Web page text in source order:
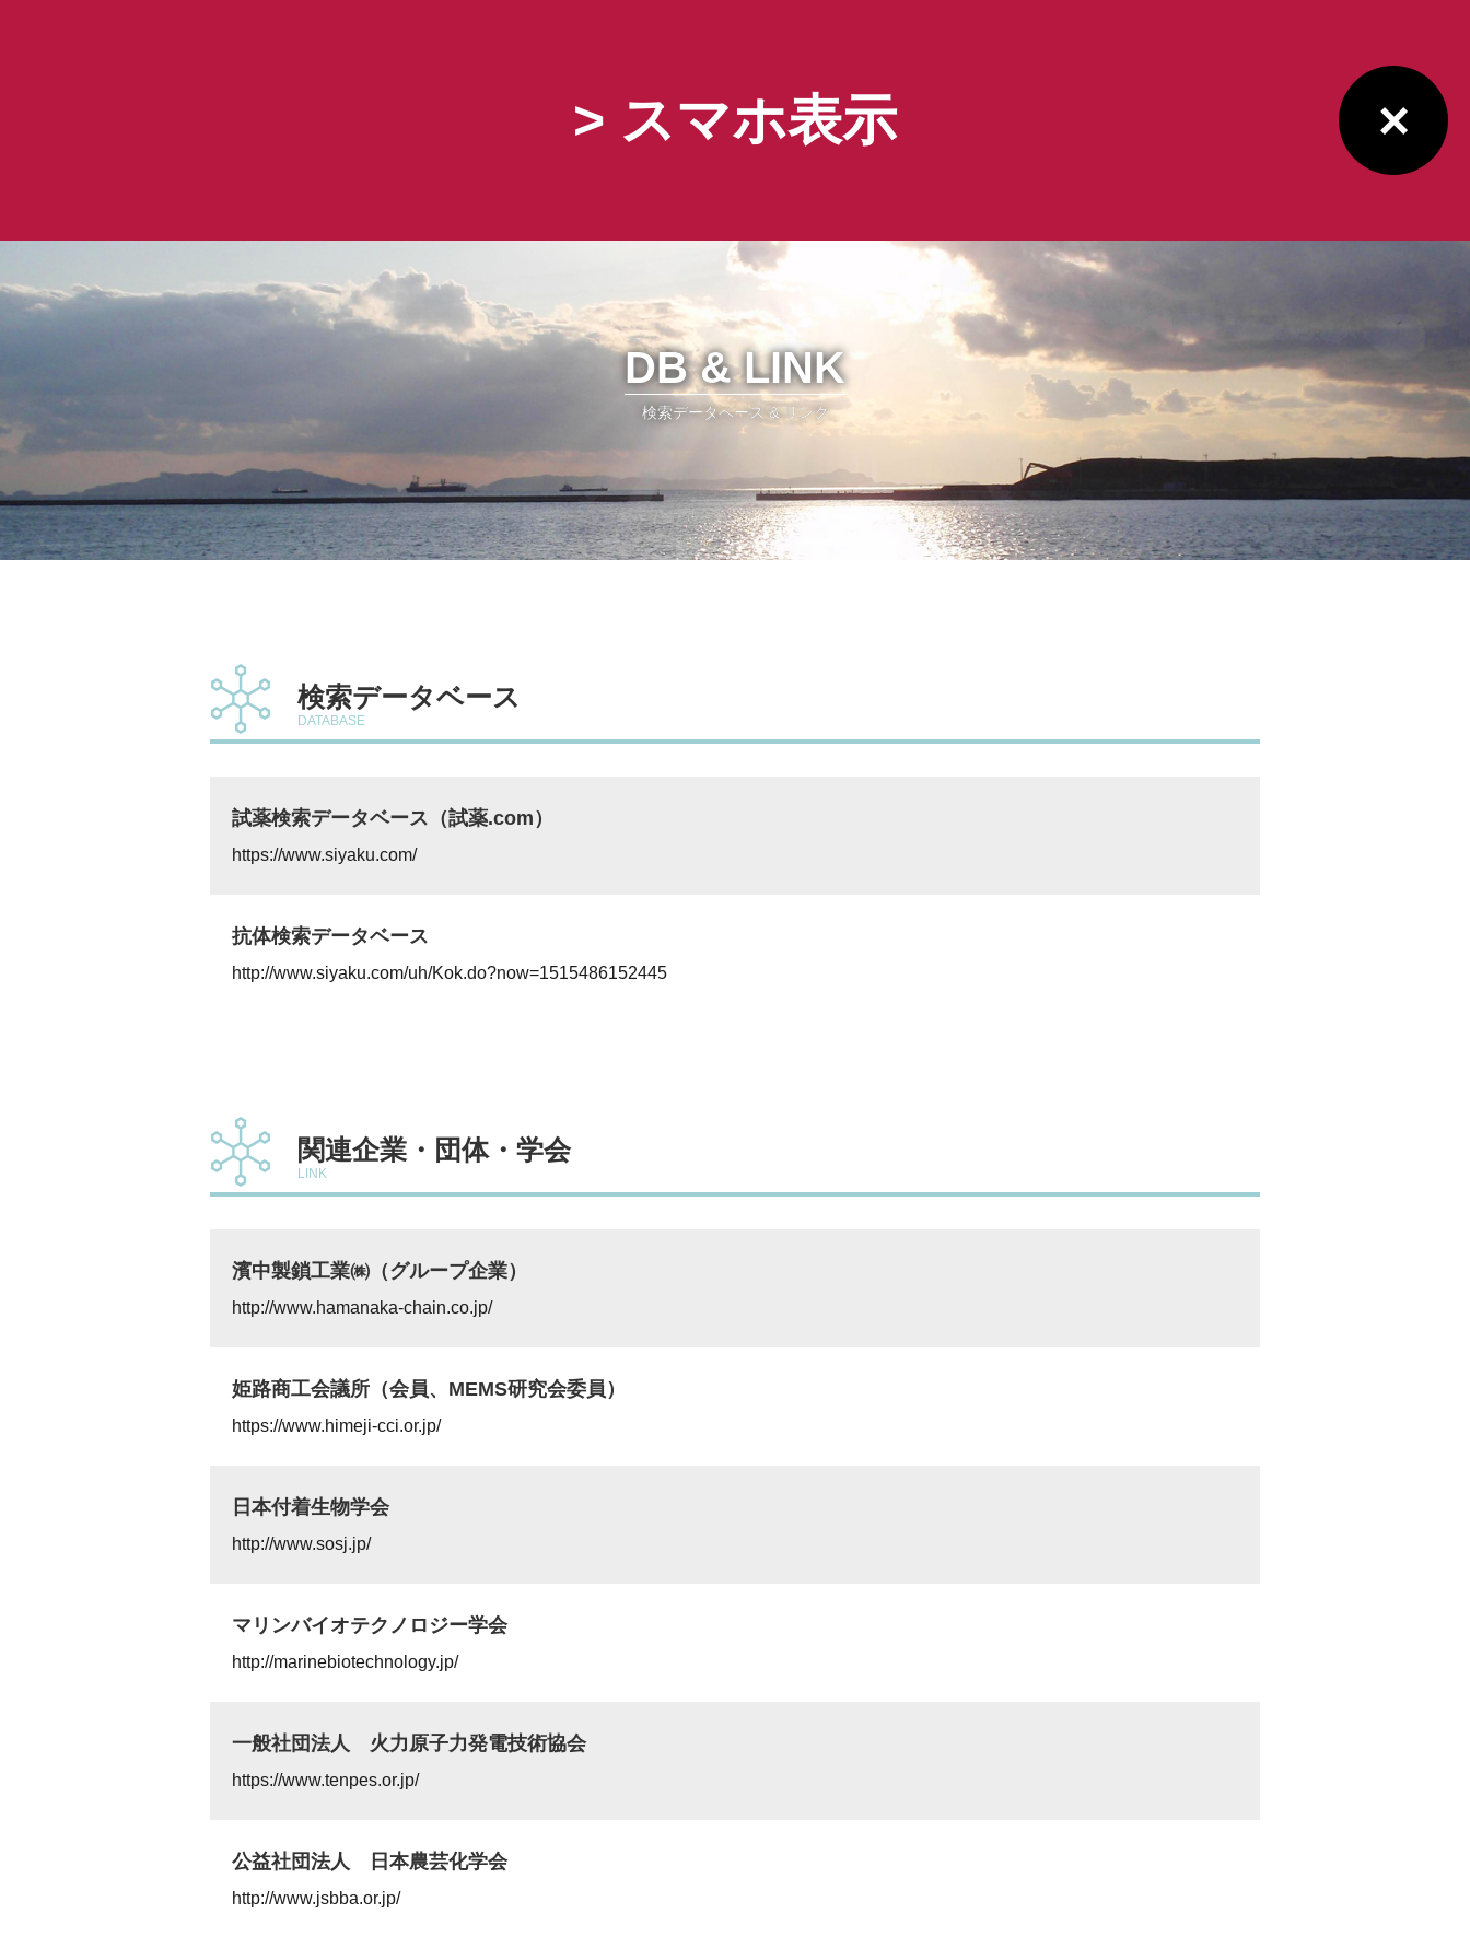
> スマホ表示 ×
DB & LINK
検索データベース & リンク
検索データベース
DATABASE
試薬検索データベース（試薬.com）
https://www.siyaku.com/
抗体検索データベース
http://www.siyaku.com/uh/Kok.do?now=1515486152445
関連企業・団体・学会
LINK
濱中製鎖工業㈱（グループ企業）
http://www.hamanaka-chain.co.jp/
姫路商工会議所（会員、MEMS研究会委員）
https://www.himeji-cci.or.jp/
日本付着生物学会
http://www.sosj.jp/
マリンバイオテクノロジー学会
http://marinebiotechnology.jp/
一般社団法人 火力原子力発電技術協会
https://www.tenpes.or.jp/
公益社団法人 日本農芸化学会
http://www.jsbba.or.jp/